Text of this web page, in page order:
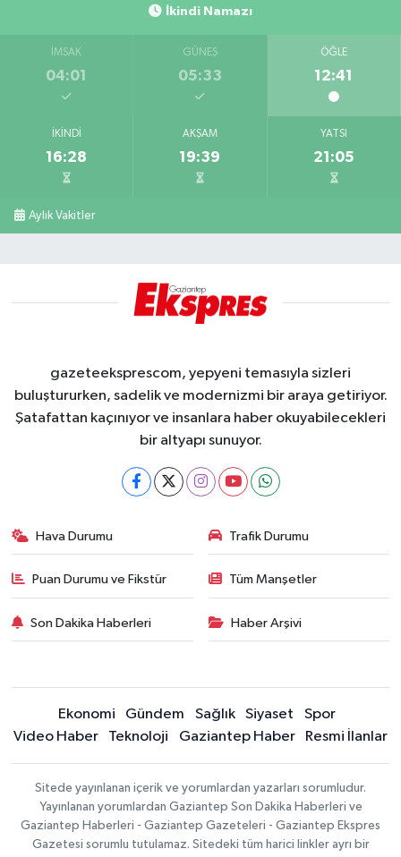
İkindi Namazı
İMSAK
04:01
GÜNEŞ
05:33
ÖĞLE
12:41
İKINDI
16:28
AKŞAM
19:39
YATSI
21:05
Aylık Vakitler
gazeteeksprescom, yepyeni temasıyla sizleri
buluştururken, sadelik ve modernizmi bir araya getiriyor.
Şatafattan kaçınıyor ve insanlara haber okuyabilecekleri
bir altyapı sunuyor.
Hava Durumu Trafik Durumu
Puan Durumu ve Fikstür Tüm Manşetler
Son Dakika Haberleri Haber Arşivi
Ekonomi Gündem Sağlık Siyaset
Spor
Video Haber
Teknoloji Gaziantep Haber Resmi İlanlar
Sitede yayınlanan içerik ve yorumlardan yazarları sorumludur.
Yayınlanan yorumlardan Gaziantep Son Dakika Haberleri ve
Gaziantep Haberleri - Gaziantep Gazeteleri - Gaziantep Ekspres
Gazetesi sorumlu tutulamaz. Sitedeki tüm harici linkler ayrı bir